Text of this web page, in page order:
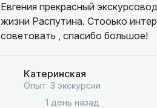
Евгения прекрасный
жизни Распутина. Стооько интересной и новой информации услышала для себя . Буду всем вас
советовать , спасибо большое!
Катеринская
Опыт: 3 экскурсии
1 день назад